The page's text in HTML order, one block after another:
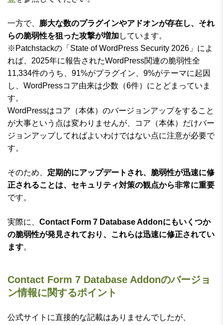
一方で、 膨大な数のプラグインやアドオンが存在し、それ
らの脆弱性を狙った攻撃が増加 しています。
※Patchstackの「State of WordPress Security 2026」によ
れば、2025年に報告されたWordPress関連の脆弱性全
11,334件のうち、91%がプラグイン、9%がテーマに起因
し、WordPressコア由来は少数（6件）にとどまっていま
す。
WordPressはコア（本体）のバージョンアップをすること
が大事という点は変わりませんが、コア（本体）だけバー
ジョンアップしてればよいわけではない点に注意が必要で
す。
そのため、 定期的にアップデートされ、脆弱性が迅速に修
正されることは、セキュリティ対策の観点から非常に重要
です。
実際に、 Contact Form 7 Database Addonにもいくつか
の脆弱性が発見されており、これらは迅速に修正されてい
ます。
Contact Form 7 Database Addonのバージョ
ン情報に関するポイント
公式サイトに直接的な記載はありませんでしたが、